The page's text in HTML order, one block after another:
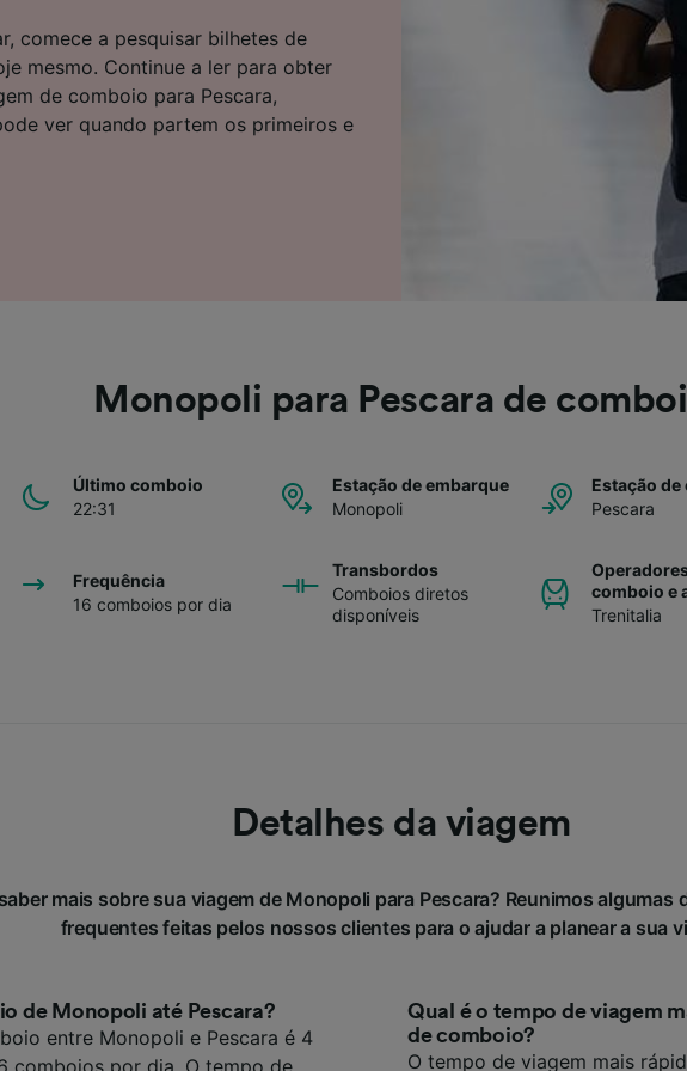
comece a pesquisar bilhetes de
mesmo. Continue a ler para obter
de comboio para Pescara,
ver quando partem os primeiros e
Monopoli para Pescara de
Último comboio
22:31
Estação de embarque
Monopoli
Estação de
Pescara
Frequência
16 comboios por dia
Transbordos
Comboios diretos
disponíveis
comboio e
Trenitalia
Detalhes da viagem
mais sobre sua viagem de Monopoli para Pescara? Reunimos algumas
frequentes feitas pelos nossos clientes para o ajudar a planear a sua
de Monopoli até Pescara?
entre Monopoli e Pescara é 4
comboios por dia. O tempo de
Qual é o tempo de viagem
de comboio?
O tempo de viagem mais